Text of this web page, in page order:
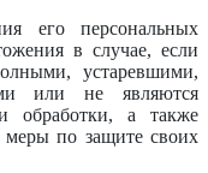
его персональных
в случае, если
устаревшими,
или не являются
обработки, а также
меры по защите своих